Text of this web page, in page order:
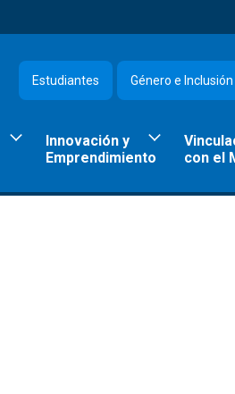
Estudiantes Género e Inclusión
Innovación y
Emprendimiento
con el